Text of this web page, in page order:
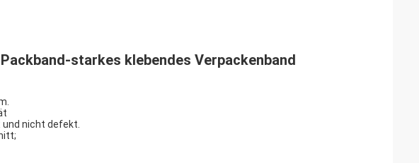
starkes klebendes Verpackenband
nicht defekt.